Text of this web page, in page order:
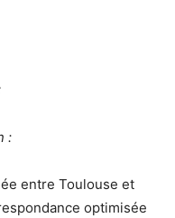
:
entre Toulouse et
optimisée